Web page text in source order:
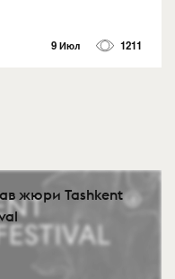
9 Июл 1211
жюри Tashkent